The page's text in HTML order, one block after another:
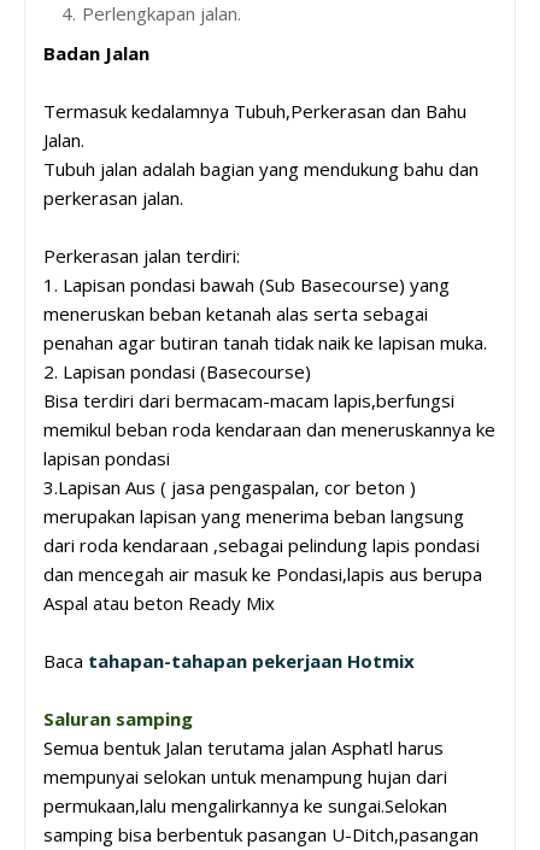
Perlengkapan jalan.
Badan Jalan
Termasuk kedalamnya Tubuh,Perkerasan dan Bahu
Jalan.
Tubuh jalan adalah bagian yang mendukung bahu dan
perkerasan jalan.
Perkerasan jalan terdiri:
1. Lapisan pondasi bawah (Sub Basecourse) yang
meneruskan beban ketanah alas serta sebagai
penahan agar butiran tanah tidak naik ke lapisan muka.
2. Lapisan pondasi (Basecourse)
Bisa terdiri dari bermacam-macam lapis,berfungsi
memikul beban roda kendaraan dan meneruskannya ke
lapisan pondasi
3.Lapisan Aus ( jasa pengaspalan, cor beton )
merupakan lapisan yang menerima beban langsung
dari roda kendaraan ,sebagai pelindung lapis pondasi
dan mencegah air masuk ke Pondasi,lapis aus berupa
Aspal atau beton Ready Mix
Baca tahapan-tahapan pekerjaan Hotmix
Saluran samping
Semua bentuk Jalan terutama jalan Asphatl harus
mempunyai selokan untuk menampung hujan dari
permukaan,lalu mengalirkannya ke sungai.Selokan
samping bisa berbentuk pasangan U-Ditch,pasangan